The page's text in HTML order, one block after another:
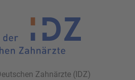
Zahnärzte (IDZ)